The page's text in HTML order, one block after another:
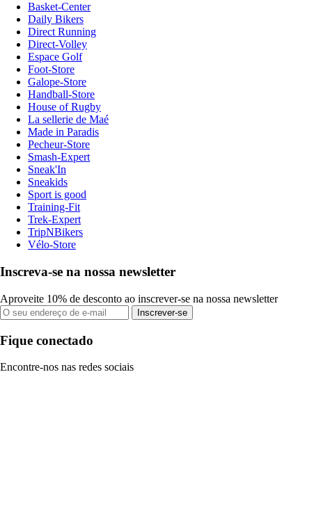
Basket-Center
Daily Bikers
Direct Running
Direct-Volley
Espace Golf
Foot-Store
Galope-Store
Handball-Store
House of Rugby
La sellerie de Maé
Made in Paradis
Pecheur-Store
Smash-Expert
Sneak'In
Sneakids
Sport is good
Training-Fit
Trek-Expert
TripNBikers
Vélo-Store
Inscreva-se na nossa newsletter
Aproveite 10% de desconto ao inscrever-se na nossa newsletter
Inscrever-se
Fique conectado
Encontre-nos nas redes sociais